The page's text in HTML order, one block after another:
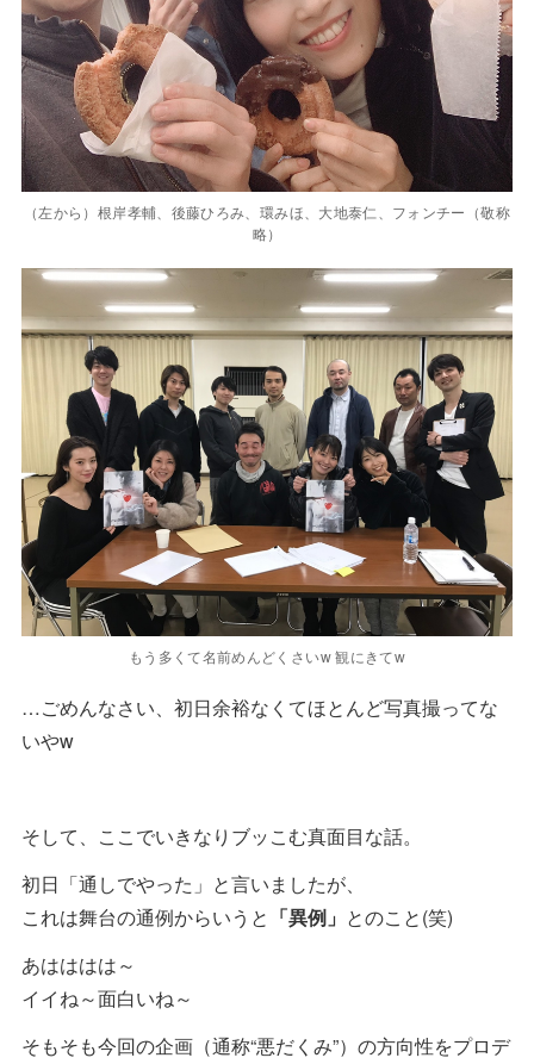
（左から）根岸孝輔、後藤ひろみ、環みほ、大地泰仁、フォンチー（敬称
略）
もう多くて名前めんどくさいw 観にきてw
…ごめんなさい、初日余裕なくてほとんど写真撮ってな
いやw
そして、ここでいきなりブッこむ真面目な話。
初日「通しでやった」と言いましたが、
これは舞台の通例からいうと 「異例」 とのこと(笑)
あはははは～
イイね～面白いね～
そもそも今回の企画（通称“悪だくみ”）の方向性をプロデ